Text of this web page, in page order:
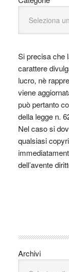
Si precisa che
carattere
lucro, nè
viene
può pertanto
della legge n.
Nel caso si
qualsiasi
dell’avente
Archivi